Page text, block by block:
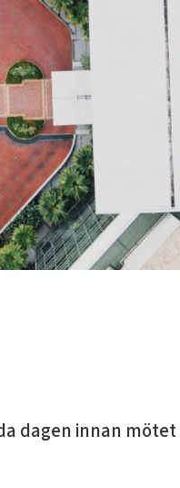
dagen innan mötet